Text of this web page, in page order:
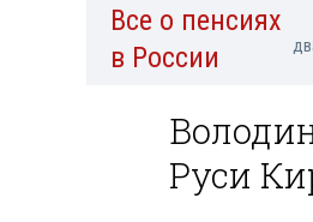
Авторы Персоны
Все о пенсиях
в России
Руси